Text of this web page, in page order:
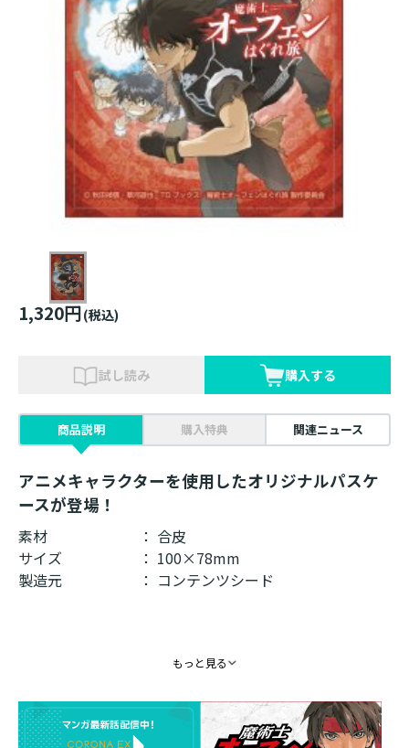
1,320円(税込)
試し読み 購入する
商品説明 購入特典 関連ニュース
アニメキャラクターを使用したオリジナルパスケ
ースが登場！
素材 ： 合皮
サイズ ： 100×78mm
製造元 ： コンテンツシード
もっと見る